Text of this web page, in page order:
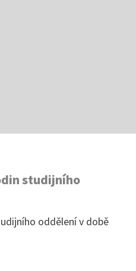
studijního
oddělení v době